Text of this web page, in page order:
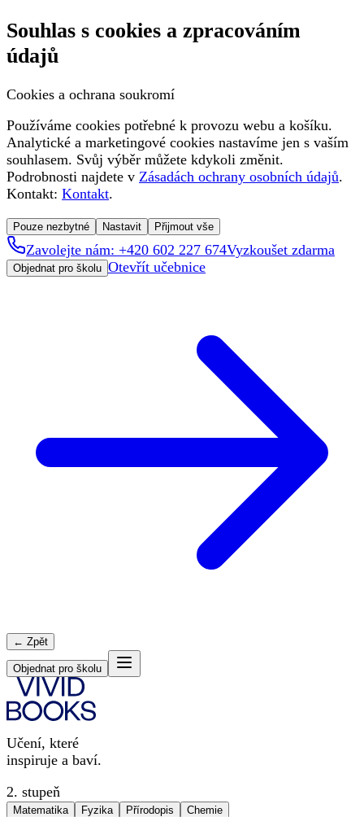
Souhlas s cookies a zpracováním
údajů
Cookies a ochrana soukromí
Používáme cookies potřebné k provozu webu a košíku.
Analytické a marketingové cookies nastavíme jen s vaším
souhlasem. Svůj výběr můžete kdykoli změnit.
Podrobnosti najdete v Zásadách ochrany osobních údajů.
Kontakt: Kontakt.
Pouze nezbytné Nastavit Přijmout vše
Zavolejte nám: +420 602 227 674Vyzkoušet zdarma
Objednat pro školu Otevřít učebnice
← Zpět
Objednat pro školu
Učení, které
inspiruje a baví.
2. stupeň
Matematika Fyzika Přírodopis Chemie